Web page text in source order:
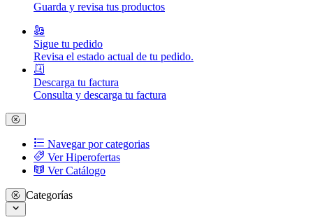
Guarda y revisa tus productos
Sigue tu pedido
Revisa el estado actual de tu pedido.
Descarga tu factura
Consulta y descarga tu factura
Navegar por categorias
Ver Hiperofertas
Ver Catálogo
Categorías